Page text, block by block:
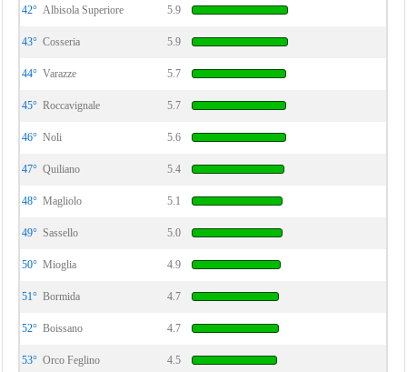
42° Albisola Superiore 5.9
43° Cosseria 5.9
44° Varazze 5.7
45° Roccavignale 5.7
46° Noli 5.6
47° Quiliano 5.4
48° Magliolo 5.1
49° Sassello 5.0
50° Mioglia 4.9
51° Bormida 4.7
52° Boissano 4.7
53° Orco Feglino 4.5